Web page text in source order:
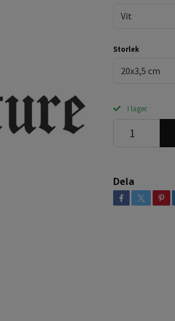
Vit
Storlek
20x3,5 cm
I lager.
Dela